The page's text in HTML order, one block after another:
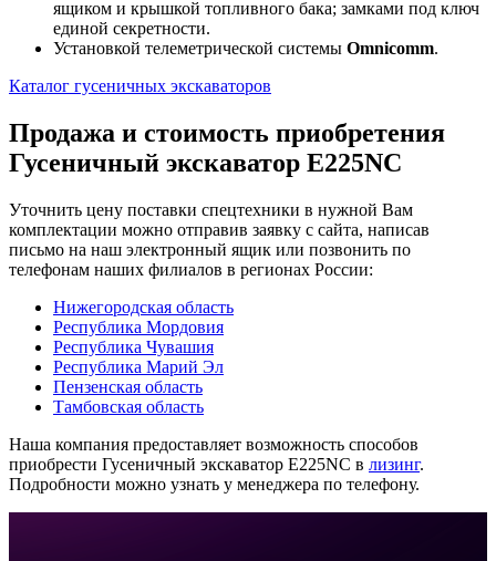
ящиком и крышкой топливного бака; замками под ключ
единой секретности.
Установкой телеметрической системы Omnicomm.
Каталог гусеничных экскаваторов
Продажа и cтоимость приобретения
Гусеничный экскаватор E225NC
Уточнить цену поставки спецтехники в нужной Вам
комплектации можно отправив заявку с сайта, написав
письмо на наш электронный ящик или позвонить по
телефонам наших филиалов в регионах России:
Нижегородская область
Республика Мордовия
Республика Чувашия
Республика Марий Эл
Пензенская область
Тамбовская область
Наша компания предоставляет возможность способов
приобрести Гусеничный экскаватор E225NC в лизинг.
Подробности можно узнать у менеджера по телефону.